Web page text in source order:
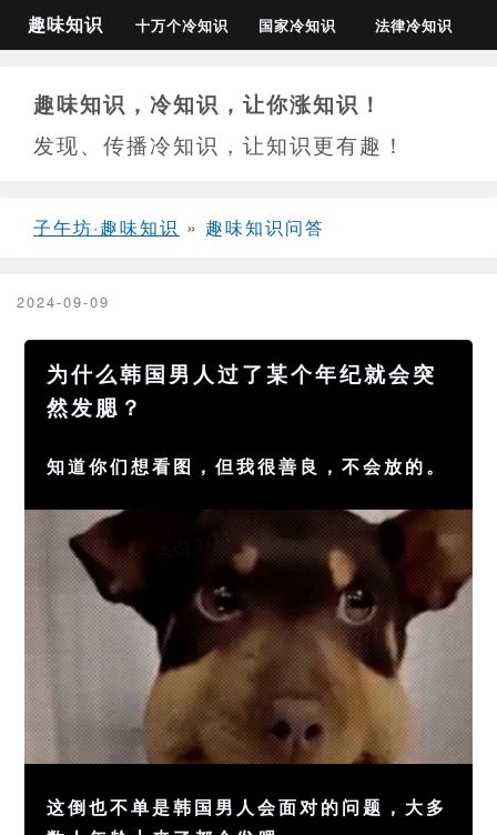
趣味知识 十万个冷知识 国家冷知识 法律冷知识
趣味知识，冷知识，让你涨知识！
发现、传播冷知识，让知识更有趣！
子午坊·趣味知识 » 趣味知识问答
2024-09-09
为什么韩国男人过了某个年纪就会突
然发腮？
知道你们想看图，但我很善良，不会放的。
这倒也不单是韩国男人会面对的问题，大多